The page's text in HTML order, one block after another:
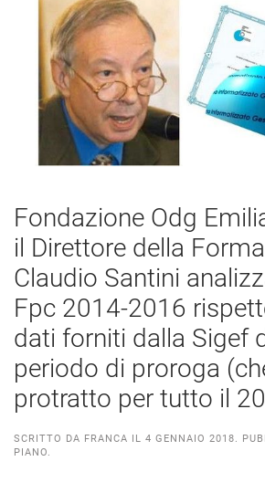
Fondazione Odg
il Direttore della
Claudio Santini
Fpc 2014-2016
dati forniti dalla Sigef
periodo di proroga
protratto per tutto il
SCRITTO DA FRANCA IL 4 GENNAIO 2018.
PIANO.